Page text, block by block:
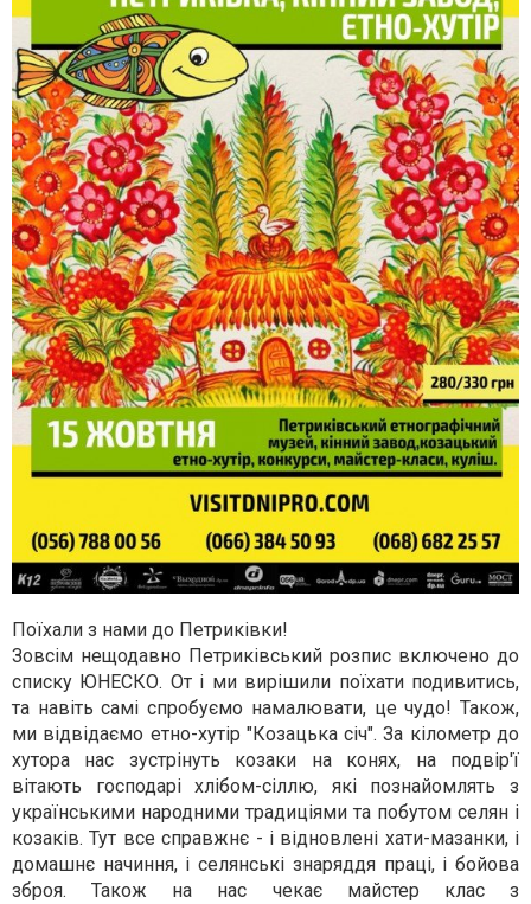
Поїхали з нами до Петриківки!
Зовсім нещодавно Петриківський розпис включено до
списку ЮНЕСКО. От і ми вирішили поїхати подивитись,
та навіть самі спробуємо намалювати, це чудо! Також,
ми відвідаємо етно-хутір "Козацька січ". За кілометр до
хутора нас зустрінуть козаки на конях, на подвір'ї
вітають господарі хлібом-сіллю, які познайомлять з
українськими народними традиціями та побутом селян і
козаків. Тут все справжнє - і відновлені хати-мазанки, і
домашнє начиння, і селянські знаряддя праці, і бойова
зброя. Також на нас чекає майстер клас з